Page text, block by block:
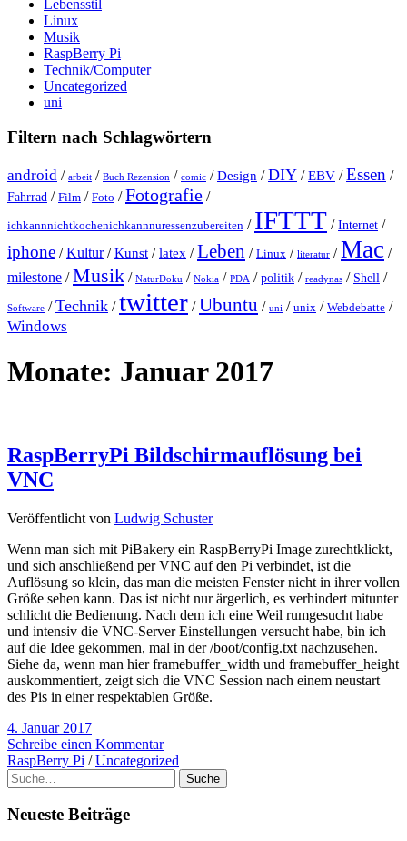
Lebensstil
Linux
Musik
RaspBerry Pi
Technik/Computer
Uncategorized
uni
Filtern nach Schlagwörtern
android / arbeit / Buch Rezension / comic /Design /DIY /EBV /Essen /
Fahrrad / Film / Foto /Fotografie /
ichkannnichtkochenichkannnuressenzubereiten / IFTTT /Internet /
iphone /Kultur/Kunst /latex /Leben / Linux / literatur /Mac /
milestone /Musik / NaturDoku / Nokia / PDA /politik / readynas / Shell /
Software /Technik /twitter /Ubuntu / uni / unix / Webdebatte /
Windows
Monate: Januar 2017
RaspBerryPi Bildschirmauflösung bei
VNC
Veröffentlicht von Ludwig Schuster
Wenn man sich mit PiBakery ein RaspBerryPi Image zurechtklickt,
und sich anschließend per VNC auf den Pi verbindet, ist die
Auflösung so klein, das man die meisten Fenster nicht in ihrer vollen
Größe sehen kann. Das ist nicht nur ärgerlich, es verhindert mitunter
schlicht die Bedienung. Nach dem ich eine Weil rumgesucht habe
und intensiv die VNC-Server Einstellungen versucht habe, bin ich
auf die Idee gekommen, mal in der /boot/config.txt nachzusehen.
Siehe da, wenn man hier framebuffer_width und framebuffer_height
auskommentiert, zeigt sich die VNC Session nach einem neustart
des Pis in einer respektablen Größe.
4. Januar 2017
Schreibe einen Kommentar
RaspBerry Pi /Uncategorized
Suche
Neueste Beiträge